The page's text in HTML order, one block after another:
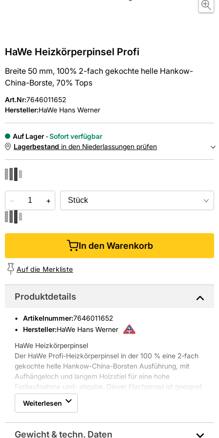
HaWe Heizkörperpinsel Profi
Breite 50 mm, 100% 2-fach gekochte helle Hankow-
China-Borste, 70% Tops
Art.Nr:7646011652
Hersteller:HaWe Hans Werner
Auf Lager
Sofort verfügbar
Lagerbestand in den Niederlassungen prüfen
Online kaufen &kostenlos
− +
In den Warenkorb
Auf die Merkliste
Produktdetails
Artikelnummer:7646011652
Hersteller:HaWe Hans Werner
HaWe Heizkörperpinsel
Der HaWe Profi-Heizkörperpinsel in der 100 % eine 2-fach
gekochte helle Hankow-China-Borsten Ausführung, mit
Aufhängeloch und langem Holzstiel für eine hohe
Farbaufnahme und- abgabe. Dieser Flachpinsel ist geeignet
für alle Farben und Lacke auf Wasserbasis sowie auf
Lösemittelbasis einsetzbar.
Weiterlesen
Gewicht & techn. Daten